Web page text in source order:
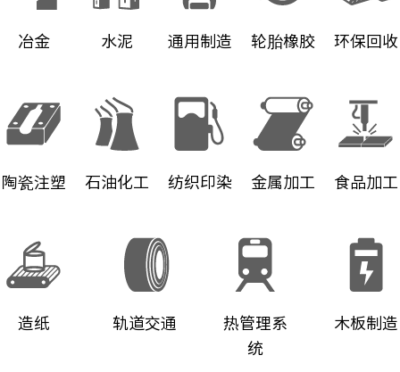
冶金 水泥 通用制造 轮胎橡胶 环保回收
陶瓷注塑 石油化工 纺织印染 金属加工 食品加工
造纸 轨道交通
热管理系
统
木板制造